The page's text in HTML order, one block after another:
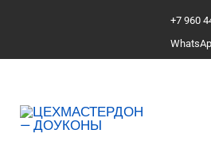
содержимому
+7 960
Плавающее
с